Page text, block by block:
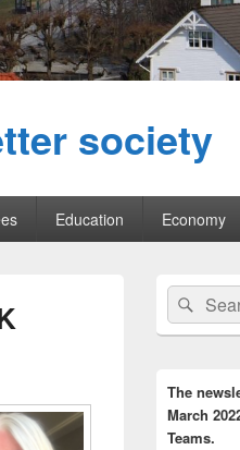
society
Education Economy
Primary
Sidebar
Widget
Area
Search
for:
The
March
Teams.